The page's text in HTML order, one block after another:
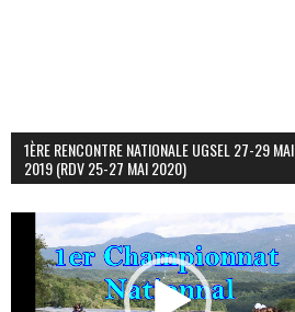
1ÈRE RENCONTRE NATIONALE UGSEL 27-29 MAI
2019 (RDV 25-27 MAI 2020)
Lecteur
vidéo